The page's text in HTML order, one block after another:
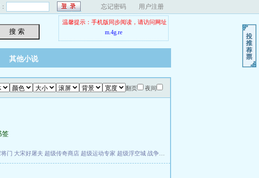
忘记密码 用户注册
搜 索
温馨提示：手机版同步阅读，请访问网址
m.4g.re
其他小说
翻页 夜间
签
门 大宋好屠夫 超级传奇商店 超级运动专家 超级浮空城 战争天堂